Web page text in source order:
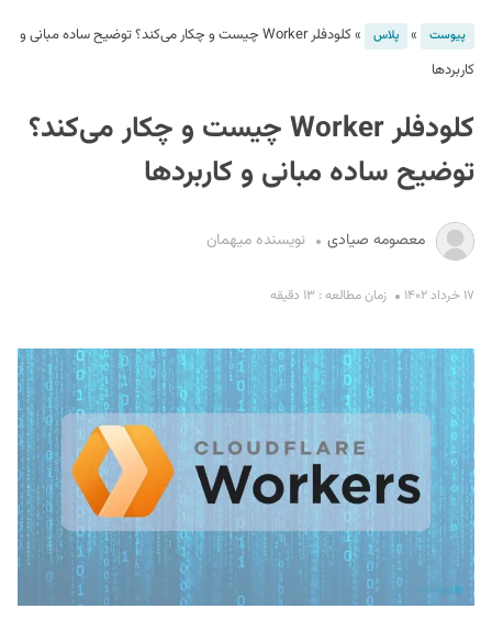
پیوست » پلاس »
کلودفلر Worker چیست و چکار می‌کند؟ توضیح ساده مبانی و
کاربردها
کلودفلر Worker چیست و چکار می‌کند؟
توضیح ساده مبانی و کاربردها
معصومه صیادی نویسنده میهمان
۱۷ خرداد ۱۴۰۲ زمان مطالعه : ۱۳ دقیقه